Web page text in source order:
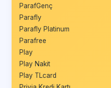
ParafGenç
Parafly
Parafly Platinum
Parafree
Play
Play Nakit
Play TLcard